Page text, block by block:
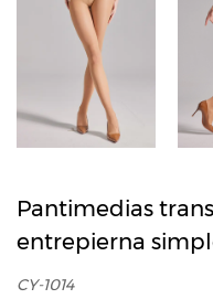
Pantimedias
entrepierna
CY-1014